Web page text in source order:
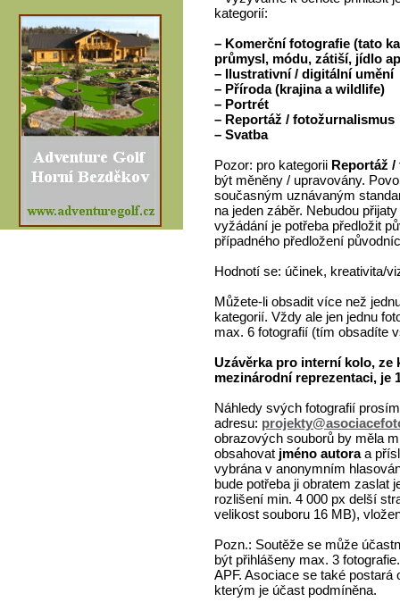
kategorií:
– Komerční fotografie (tato
průmysl, módu, zátiší, jídlo
– Ilustrativní / digitální umění
– Příroda (krajina a wildlife)
– Portrét
– Reportáž / fotožurnalismus
– Svatba
Pozor: pro kategorii Reportáž
být měněny / upravovány.
současným uznávaným
na jeden záběr. Nebudou
vyžádání je potřeba předložit
případného předložení
Hodnotí se: účinek, kreativita/
Můžete-li obsadit více než
kategorií. Vždy ale jen jednu
max. 6 fotografií (tím obsadíte
Uzávěrka pro interní kolo, ze
mezinárodní reprezentaci, je
Náhledy svých fotografií
adresu:
obrazových souborů by měla
obsahovat jméno autoraa
vybrána v anonymním
bude potřeba ji obratem zaslat
rozlišení min. 4 000 px delší
velikost souboru 16 MB),
Pozn.: Soutěže se může
být přihlášeny max. 3
APF. Asociace se také postará
kterým je účast podmíněna.